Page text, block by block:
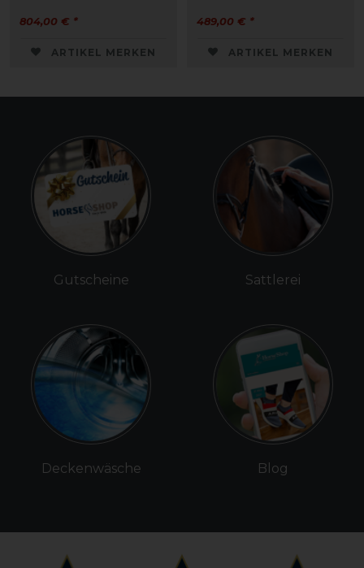
804,00 € *
ARTIKEL MERKEN
489,00 € *
ARTIKEL MERKEN
Gutscheine
Deckenwäsche
Sattlerei
Blog